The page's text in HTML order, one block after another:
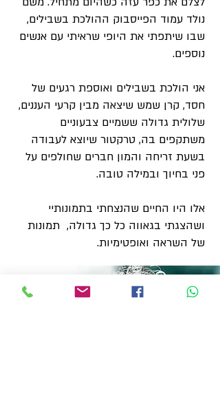
נולד עמוד הפייסבוק ההולכת בשבילים,
שבו שיתפתי את היופי שראיתי עם אנשים
נוספים.
אני הולכת בשבילים ואוספת רגעים של
חסד, קרן שמש שיצאה מבין קרעי העננים,
שלולית גדולה ששמיים צבעוניים
משתקפים בה, טרקטור שיוצא לעבודה
בשעת זריחה והמון חברים שחולפים על
פני בחיוך ובמילה טובה.
אלו היו החיים שהנצחתי בתמונותיי
ושהצגתי בגאווה כל כך גדולה, תמונות
של השראה ואופטימיות.